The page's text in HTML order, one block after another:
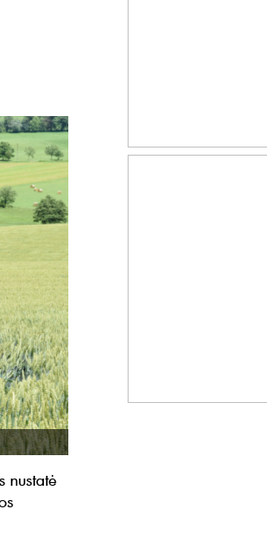
nustatė